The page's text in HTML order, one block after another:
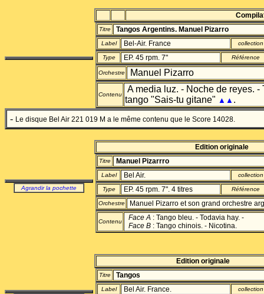
Titre Tangos Argentins. Manuel Pizarro
Label Bel-Air. France collection
Type EP. 45 rpm. 7" Référence
Orchestre Manuel Pizarro
Contenu
A media luz. - Noche de reyes.
tango "Sais-tu gitane" ▲▲ .
- Le disque Bel Air 221 019 M a le même contenu que le Score 14028.
Agrandir la pochette
Edition originale
Titre Manuel Pizarrro
Label Bel Air. collection
Type EP. 45 rpm. 7". 4 titres Référence
Orchestre Manuel Pizarro et son grand orchestre
Contenu Face A : Tango bleu. - Todavia hay. -
Face B : Tango chinois. - Nicotina.
Edition originale
Titre Tangos
Label Bel Air. France. collection